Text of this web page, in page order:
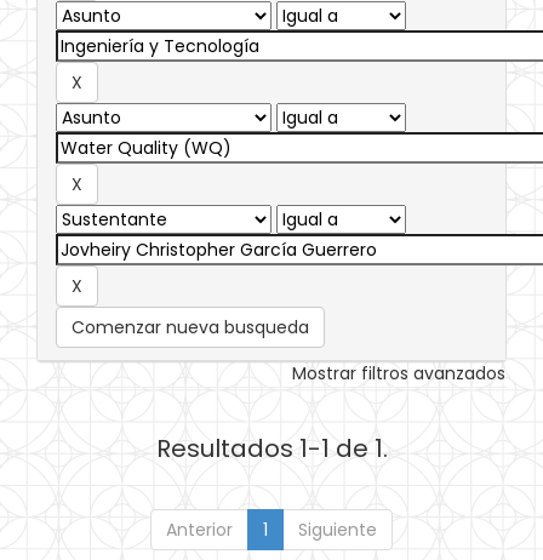
Comenzar nueva busqueda
Mostrar filtros avanzados
Resultados 1-1 de 1.
Anterior 1 Siguiente